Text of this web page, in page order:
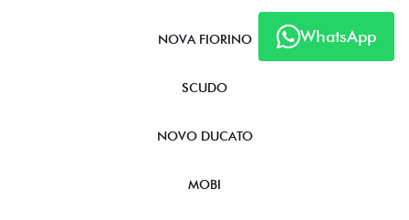
WhatsApp
NOVA FIORINO
SCUDO
NOVO DUCATO
MOBI